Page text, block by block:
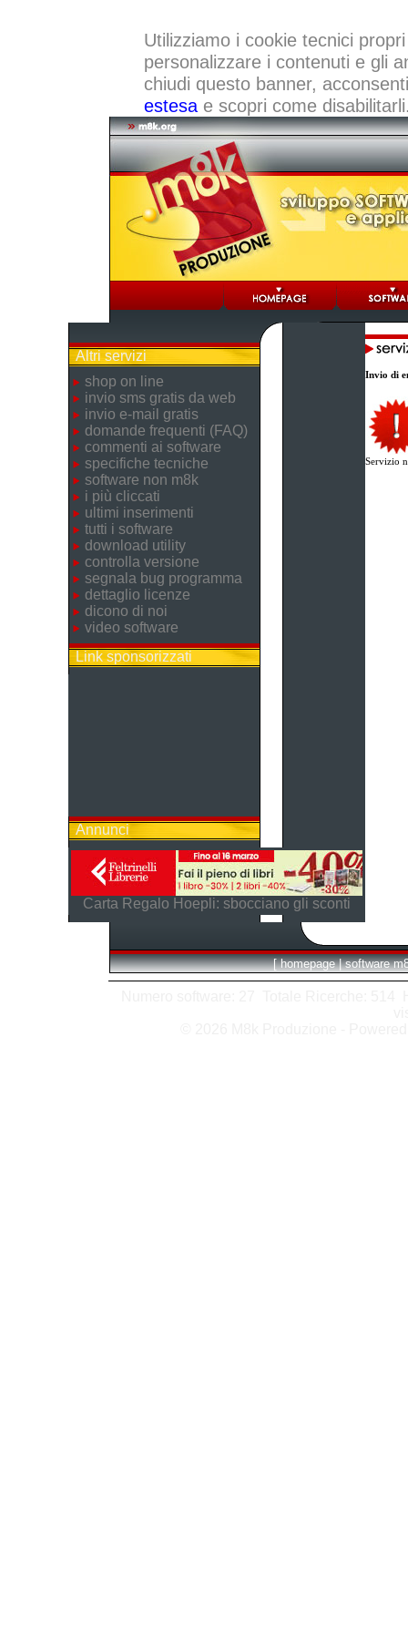
Utilizziamo i cookie tecnici
personalizzare i contenuti e gli
chiudi questo banner,
estesae scopri come
Altri servizi
shop on line
invio sms gratis da web
invio e-mail gratis
domande frequenti (FAQ)
commenti ai software
specifiche tecniche
software non m8k
i più cliccati
ultimi inserimenti
tutti i software
download utility
controlla versione
segnala bug programma
dettaglio licenze
dicono di noi
video software
Link sponsorizzati
Annunci
Carta Regalo Hoepli: sbocciano gli sconti
Invio di
Servizio
[ homepage | software